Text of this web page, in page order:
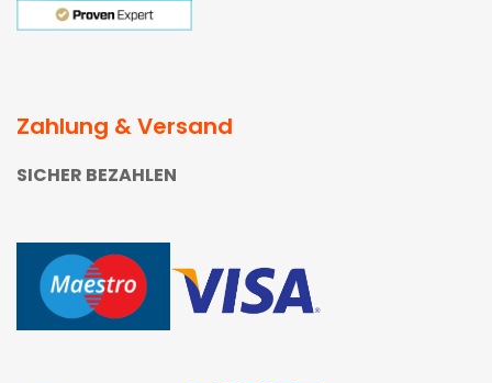
Zahlung & Versand
SICHER BEZAHLEN